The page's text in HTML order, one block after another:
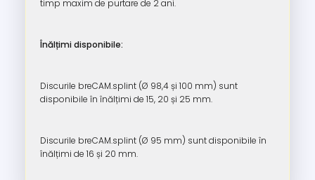
timp maxim de purtare de 2 ani.
Înălțimi disponibile:
Discurile breCAM.splint (Ø 98,4 și 100 mm) sunt
disponibile în înălțimi de 15, 20 și 25 mm.
Discurile breCAM.splint (Ø 95 mm) sunt disponibile în
înălțimi de 16 și 20 mm.